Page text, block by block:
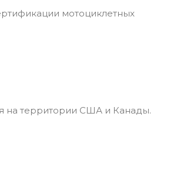
мотоциклетных
на территории США и Канады.